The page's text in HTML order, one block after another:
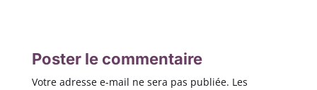
Poster le commentaire
Votre adresse e-mail ne sera pas publiée. Les